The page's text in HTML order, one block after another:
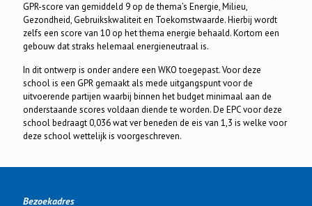
GPR-score van gemiddeld 9 op de thema’s Energie, Milieu,
Gezondheid, Gebruikskwaliteit en Toekomstwaarde. Hierbij wordt
zelfs een score van 10 op het thema energie behaald. Kortom een
gebouw dat straks helemaal energieneutraal is.
In dit ontwerp is onder andere een WKO toegepast. Voor deze
school is een GPR gemaakt als mede uitgangspunt voor de
uitvoerende partijen waarbij binnen het budget minimaal aan de
onderstaande scores voldaan diende te worden. De EPC voor deze
school bedraagt 0,036 wat ver beneden de eis van 1,3 is welke voor
deze school wettelijk is voorgeschreven.
Bezoekadres